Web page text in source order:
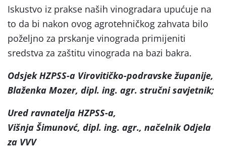
Iskustvo iz prakse naših vinogradara upućuje na
to da bi nakon ovog agrotehničkog zahvata bilo
poželjno za prskanje vinograda primijeniti
sredstva za zaštitu vinograda na bazi bakra.
Odsjek HZPSS-a Virovitičko-podravske županije,
Blaženka Mozer, dipl. ing. agr. stručni savjetnik;
Ured ravnatelja HZPSS-a,
Višnja Šimunovć, dipl. ing. agr., načelnik Odjela
za VVV